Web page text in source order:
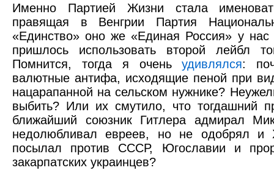
Именно Партией Жизни стала
правящая в Венгрии Партия
«Единство» оно же «Единая Россия» у
пришлось использовать второй лейбл
Помнится, тогда я оченьудивлялся:
валютные антифа, исходящие пеной при
нацарапанной на сельском нужнике?
выбить? Или их смутило, что тогдашний
ближайший союзник Гитлера адмирал
недолюбливал евреев, но не одобрял и
посылал против СССР, Югославии и
закарпатских украинцев?